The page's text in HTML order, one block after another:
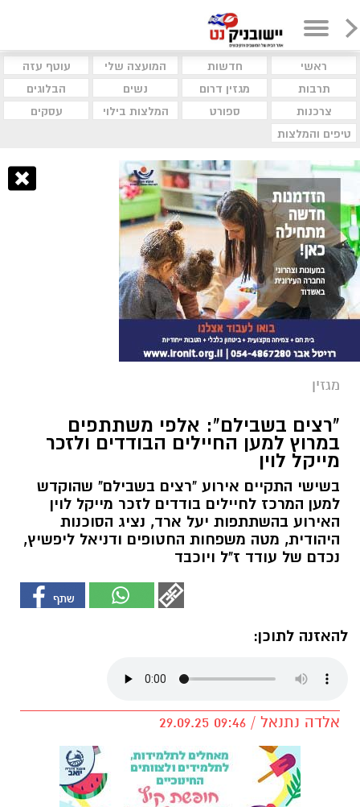
ראשי חדשות המועצה שלי
עוטף עזה
תרבות
מגזין דרום נשים
הבלוגים
צרכנות
ספורט המלצות בילוי
עסקים
טיפים והמלצות
מגזין
"רצים בשבילם": אלפי משתתפים
במרוץ למען החיילים הבודדים ולזכר
מייקל לוין
בשישי התקיים אירוע "רצים בשבילם" שהוקדש
למען המרכז לחיילים בודדים לזכר מייקל לוין
האירוע בהשתתפות יעל ארד, נציג הסוכנות
היהודית, מטה משפחות החטופים ודניאל ליפשיץ,
נכדם של עודד ז"ל ויוכבד
להאזנה לתוכן:
אלדה נתנאל / 09:46 29.09.25